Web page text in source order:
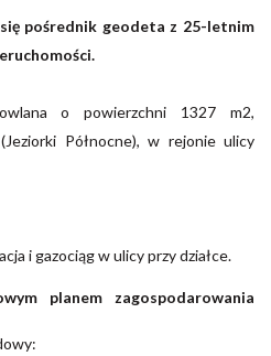
pośrednik geodeta z 25-letnim
o powierzchni 1327 m2,
Północne), w rejonie ulicy
i gazociąg w ulicy przy działce.
planem zagospodarowania